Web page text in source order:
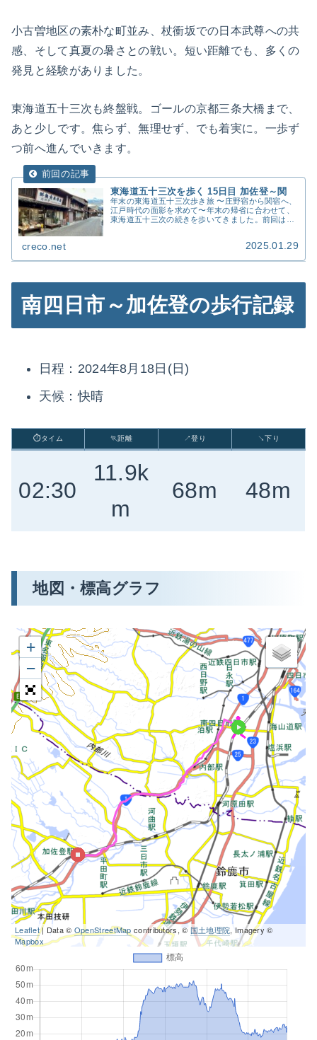
小古曽地区の素朴な町並み、杖衝坂での日本武尊への共
感、そして真夏の暑さとの戦い。短い距離でも、多くの
発見と経験がありました。
東海道五十三次も終盤戦。ゴールの京都三条大橋まで、
あと少しです。焦らず、無理せず、でも着実に。一歩ず
つ前へ進んでいきます。
東海道五十三次を歩く 15日目 加佐登～関
年末の東海道五十三次歩き旅 〜庄野宿から関宿へ、
江戸時代の面影を求めて〜年末の帰省に合わせて、
東海道五十三次の続きを歩いてきました。前回は夏
creco.net 2025.01.29
南四日市～加佐登の歩行記録
日程：2024年8月18日(日)
天候：快晴
⏱タイム 🏃距離 ↗登り ↘下り
02:30
11.9k
m
68m 48m
地図・標高グラフ
+
−
Leaflet| Data © OpenStreetMap contributors, © 国土地理院, Imagery ©
Mapbox